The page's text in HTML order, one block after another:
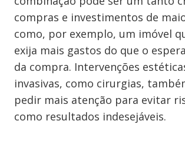
compras e investimentos de
como, por exemplo, um imóvel
exija mais gastos do que o
da compra. Intervenções
invasivas, como cirurgias,
pedir mais atenção para evitar
como resultados indesejáveis.